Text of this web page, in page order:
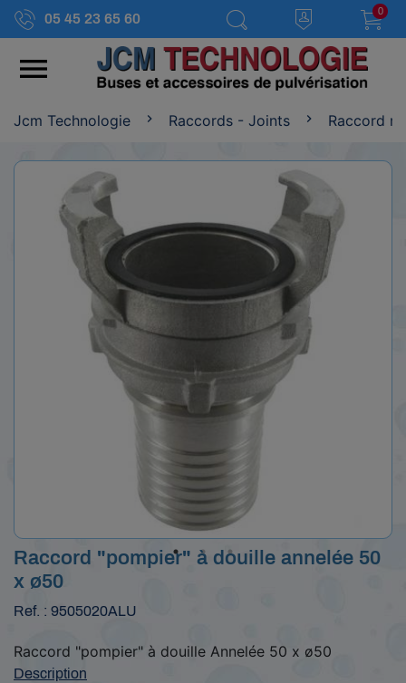
05 45 23 65 60
0

Jcm Technologie Raccords - Joints Raccord
Raccord "pompier" à douille annelée 50
x ø50
Ref. : 9505020ALU
Raccord "pompier" à douille Annelée 50 x ø50
Description